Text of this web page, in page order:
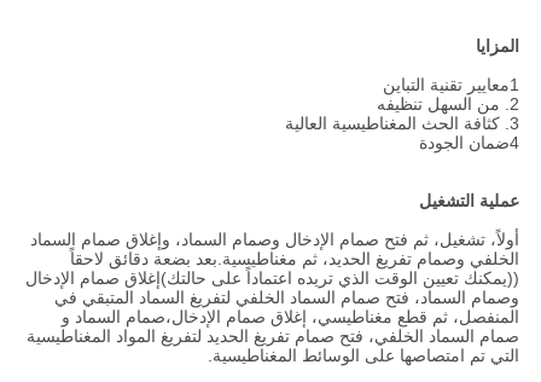
المزايا
1معايير تقنية التباين
2. من السهل تنظيفه
3. كثافة الحث المغناطيسية العالية
4ضمان الجودة
عملية التشغيل
أولاً، تشغيل، ثم فتح صمام الإدخال وصمام السماد، وإغلاق صمام السماد
الخلفي وصمام تفريغ الحديد، ثم مغناطيسية.بعد بضعة دقائق لاحقاً
((يمكنك تعيين الوقت الذي تريده اعتماداً على حالتك)إغلاق صمام الإدخال
وصمام السماد، فتح صمام السماد الخلفي لتفريغ السماد المتبقي في
المنفصل، ثم قطع مغناطيسي، إغلاق صمام الإدخال،صمام السماد و
صمام السماد الخلفي، فتح صمام تفريغ الحديد لتفريغ المواد المغناطيسية
التي تم امتصاصها على الوسائط المغناطيسية.